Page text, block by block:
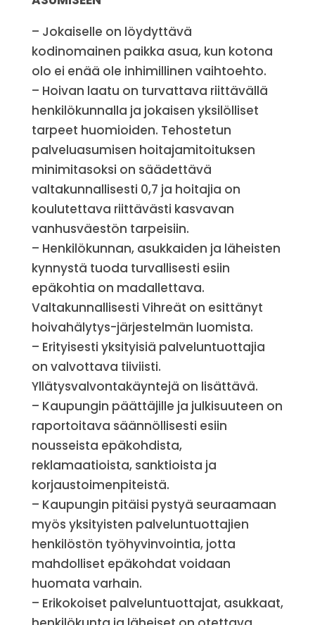
– Jokaiselle on löydyttävä
kodinomainen paikka asua, kun kotona
olo ei enää ole inhimillinen vaihtoehto.
– Hoivan laatu on turvattava riittävällä
henkilökunnalla ja jokaisen yksilölliset
tarpeet huomioiden. Tehostetun
palveluasumisen hoitajamitoituksen
minimitasoksi on säädettävä
valtakunnallisesti 0,7 ja hoitajia on
koulutettava riittävästi kasvavan
vanhusväestön tarpeisiin.
– Henkilökunnan, asukkaiden ja läheisten
kynnystä tuoda turvallisesti esiin
epäkohtia on madallettava.
Valtakunnallisesti Vihreät on esittänyt
hoivahälytys-järjestelmän luomista.
– Erityisesti yksityisiä palveluntuottajia
on valvottava tiiviisti.
Yllätysvalvontakäyntejä on lisättävä.
– Kaupungin päättäjille ja julkisuuteen on
raportoitava säännöllisesti esiin
nousseista epäkohdista,
reklamaatioista, sanktioista ja
korjaustoimenpiteistä.
– Kaupungin pitäisi pystyä seuraamaan
myös yksityisten palveluntuottajien
henkilöstön työhyvinvointia, jotta
mahdolliset epäkohdat voidaan
huomata varhain.
– Erikokoiset palveluntuottajat, asukkaat,